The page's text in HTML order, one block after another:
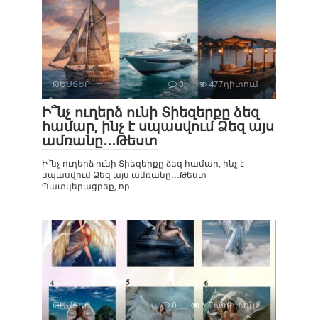
ԹԵՍՏԵՐ 0 477դիտում
Ի՞նչ ուղերձ ունի Տիեզերքը ձեզ
համար, ինչ է սպասվում Ձեզ այս
ամռանը․․․Թեստ
Ի՞նչ ուղերձ ունի Տիեզերքը ձեզ համար, ինչ է
սպասվում Ձեզ այս ամռանը․․․Թեստ
Պատկերացրեք, որ
ԹԵՍՏԵՐ 0 1 766դիտում